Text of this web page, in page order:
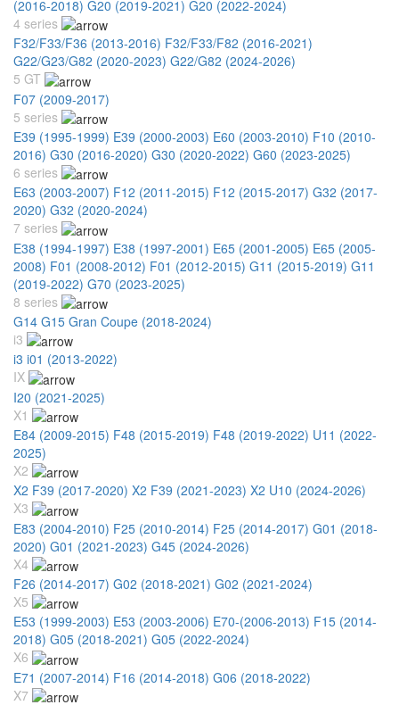
(2016-2018) G20 (2019-2021) G20 (2022-2024)
4 series
F32/F33/F36 (2013-2016) F32/F33/F82 (2016-2021)
G22/G23/G82 (2020-2023) G22/G82 (2024-2026)
5 GT
F07 (2009-2017)
5 series
E39 (1995-1999) E39 (2000-2003) E60 (2003-2010) F10 (2010-
2016) G30 (2016-2020) G30 (2020-2022) G60 (2023-2025)
6 series
E63 (2003-2007) F12 (2011-2015) F12 (2015-2017) G32 (2017-
2020) G32 (2020-2024)
7 series
E38 (1994-1997) E38 (1997-2001) E65 (2001-2005) E65 (2005-
2008) F01 (2008-2012) F01 (2012-2015) G11 (2015-2019) G11
(2019-2022) G70 (2023-2025)
8 series
G14 G15 Gran Coupe (2018-2024)
i3
i3 i01 (2013-2022)
IX
I20 (2021-2025)
X1
E84 (2009-2015) F48 (2015-2019) F48 (2019-2022) U11 (2022-
2025)
X2
X2 F39 (2017-2020) X2 F39 (2021-2023) X2 U10 (2024-2026)
X3
E83 (2004-2010) F25 (2010-2014) F25 (2014-2017) G01 (2018-
2020) G01 (2021-2023) G45 (2024-2026)
X4
F26 (2014-2017) G02 (2018-2021) G02 (2021-2024)
X5
E53 (1999-2003) E53 (2003-2006) E70-(2006-2013) F15 (2014-
2018) G05 (2018-2021) G05 (2022-2024)
X6
E71 (2007-2014) F16 (2014-2018) G06 (2018-2022)
X7